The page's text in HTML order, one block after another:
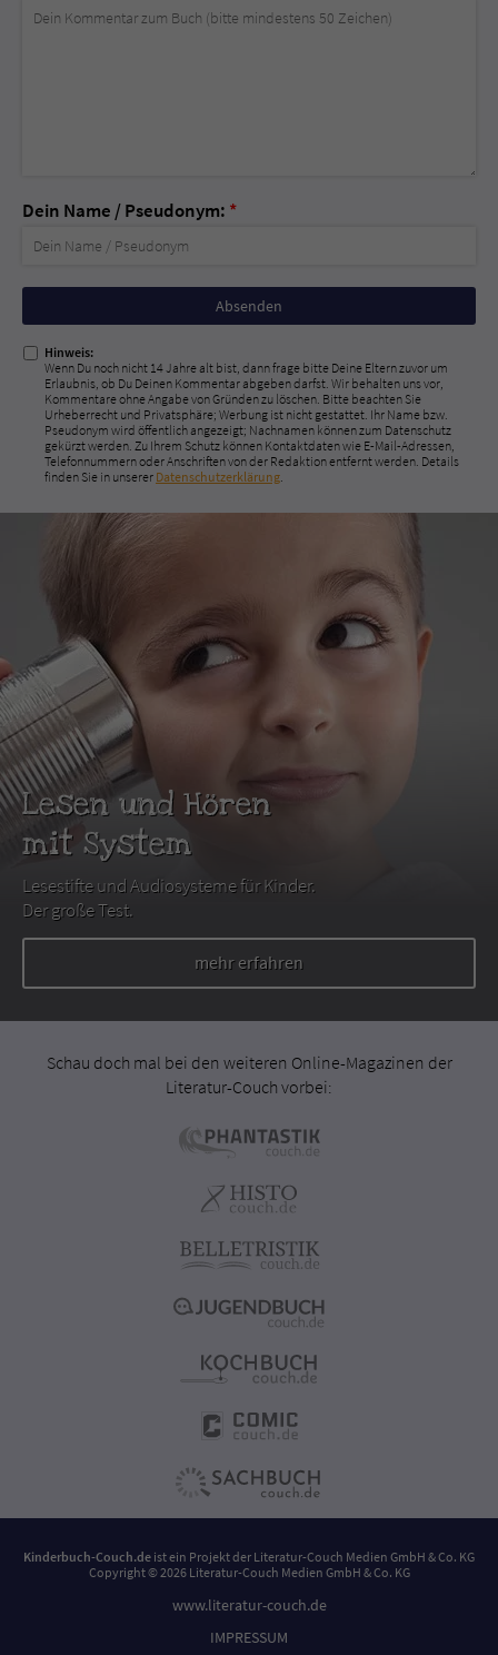
Dein Name / Pseudonym: *
Nicht
ausfüllen!
Hinweis:
Wenn Du noch nicht 14 Jahre alt bist, dann frage bitte Deine Eltern zuvor um
Erlaubnis, ob Du Deinen Kommentar abgeben darfst. Wir behalten uns vor,
Kommentare ohne Angabe von Gründen zu löschen. Bitte beachten Sie
Urheberrecht und Privatsphäre; Werbung ist nicht gestattet. Ihr Name bzw.
Pseudonym wird öffentlich angezeigt; Nachnamen können zum Datenschutz
gekürzt werden. Zu Ihrem Schutz können Kontaktdaten wie E-Mail-Adressen,
Telefonnummern oder Anschriften von der Redaktion entfernt werden. Details
finden Sie in unserer Datenschutzerklärung.
Lesen und Hören
mit System
Lesestifte und Audiosysteme für Kinder.
Der große Test.
mehr erfahren
Schau doch mal bei den weiteren Online-Magazinen der
Literatur-Couch vorbei:
Kinderbuch-Couch.de ist ein Projekt der Literatur-Couch Medien GmbH & Co. KG
Copyright © 2026 Literatur-Couch Medien GmbH & Co. KG
www.literatur-couch.de
IMPRESSUM